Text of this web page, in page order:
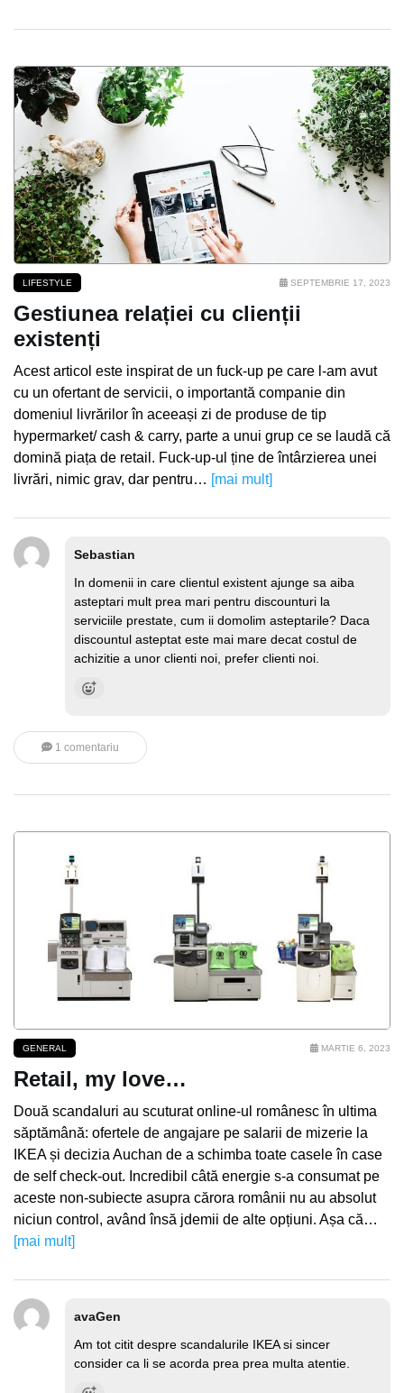
LIFESTYLE SEPTEMBRIE 17, 2023
Gestiunea relației cu clienții
existenți
Acest articol este inspirat de un fuck-up pe care l-am avut
cu un ofertant de servicii, o importantă companie din
domeniul livrărilor în aceeași zi de produse de tip
hypermarket/ cash & carry, parte a unui grup ce se laudă că
domină piața de retail. Fuck-up-ul ține de întârzierea unei
livrări, nimic grav, dar pentru… [mai mult]
Sebastian
In domenii in care clientul existent ajunge sa aiba
asteptari mult prea mari pentru discounturi la
serviciile prestate, cum ii domolim asteptarile? Daca
discountul asteptat este mai mare decat costul de
achizitie a unor clienti noi, prefer clienti noi.
1 comentariu
GENERAL MARTIE 6, 2023
Retail, my love…
Două scandaluri au scuturat online-ul românesc în ultima
săptămână: ofertele de angajare pe salarii de mizerie la
IKEA și decizia Auchan de a schimba toate casele în case
de self check-out. Incredibil câtă energie s-a consumat pe
aceste non-subiecte asupra cărora românii nu au absolut
niciun control, având însă jdemii de alte opțiuni. Așa că…
[mai mult]
avaGen
Am tot citit despre scandalurile IKEA si sincer
consider ca li se acorda prea prea multa atentie.